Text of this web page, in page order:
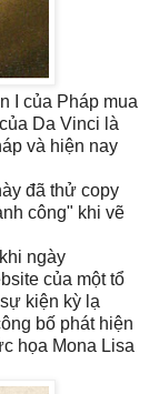
I của Pháp mua
Da Vinci là
và hiện nay
đã thử copy
công" khi vẽ
ngày
của một tổ
kiện kỳ lạ
bố phát hiện
họa Mona Lisa